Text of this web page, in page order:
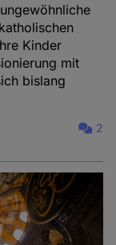
Kinder
mit
bislang
2